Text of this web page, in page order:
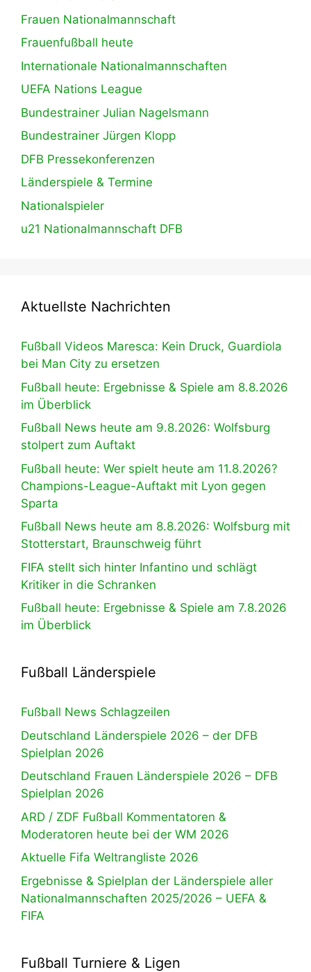
Frauen Nationalmannschaft
Frauenfußball heute
Internationale Nationalmannschaften
UEFA Nations League
Bundestrainer Julian Nagelsmann
Bundestrainer Jürgen Klopp
DFB Pressekonferenzen
Länderspiele & Termine
Nationalspieler
u21 Nationalmannschaft DFB
Aktuellste Nachrichten
Fußball Videos Maresca: Kein Druck, Guardiola
bei Man City zu ersetzen
Fußball heute: Ergebnisse & Spiele am 8.8.2026
im Überblick
Fußball News heute am 9.8.2026: Wolfsburg
stolpert zum Auftakt
Fußball heute: Wer spielt heute am 11.8.2026?
Champions-League-Auftakt mit Lyon gegen
Sparta
Fußball News heute am 8.8.2026: Wolfsburg mit
Stotterstart, Braunschweig führt
FIFA stellt sich hinter Infantino und schlägt
Kritiker in die Schranken
Fußball heute: Ergebnisse & Spiele am 7.8.2026
im Überblick
Fußball Länderspiele
Fußball News Schlagzeilen
Deutschland Länderspiele 2026 – der DFB
Spielplan 2026
Deutschland Frauen Länderspiele 2026 – DFB
Spielplan 2026
ARD / ZDF Fußball Kommentatoren &
Moderatoren heute bei der WM 2026
Aktuelle Fifa Weltrangliste 2026
Ergebnisse & Spielplan der Länderspiele aller
Nationalmannschaften 2025/2026 – UEFA &
FIFA
Fußball Turniere & Ligen